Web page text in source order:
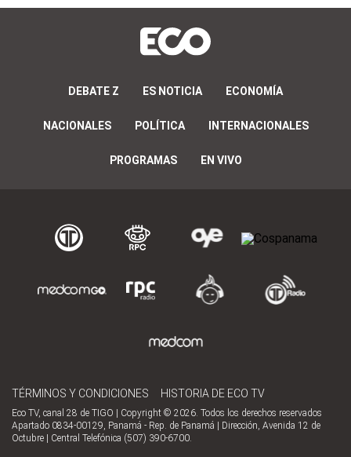
DEBATE Z ES NOTICIA ECONOMÍA
NACIONALES POLÍTICA INTERNACIONALES
PROGRAMAS EN VIVO
TÉRMINOS Y CONDICIONES HISTORIA DE ECO TV
Eco TV, canal 28 de TIGO | Copyright © 2026. Todos los derechos reservados
Apartado 0834-00129, Panamá - Rep. de Panamá | Dirección, Avenida 12 de
Octubre | Central Telefónica (507) 390-6700.